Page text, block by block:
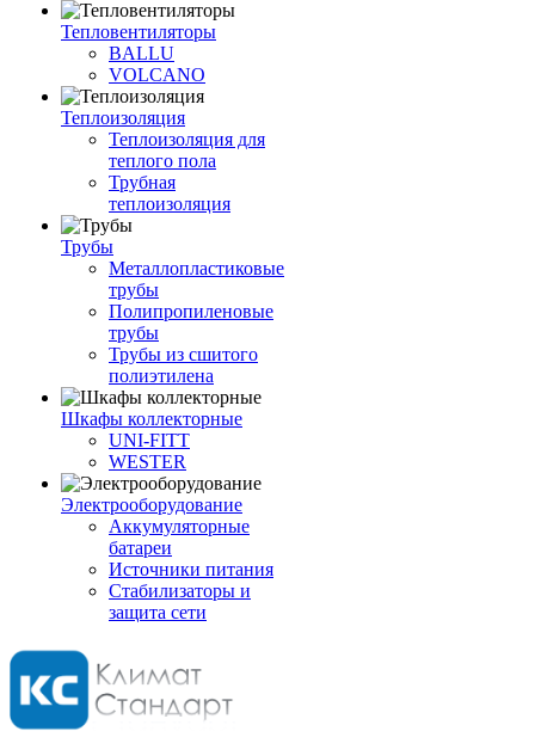
Тепловентиляторы
BALLU
VOLCANO
Теплоизоляция
Теплоизоляция для
теплого пола
Трубная
теплоизоляция
Трубы
Металлопластиковые
трубы
Полипропиленовые
трубы
Трубы из сшитого
полиэтилена
Шкафы коллекторные
UNI-FITT
WESTER
Электрооборудование
Аккумуляторные
батареи
Источники питания
Стабилизаторы и
защита сети